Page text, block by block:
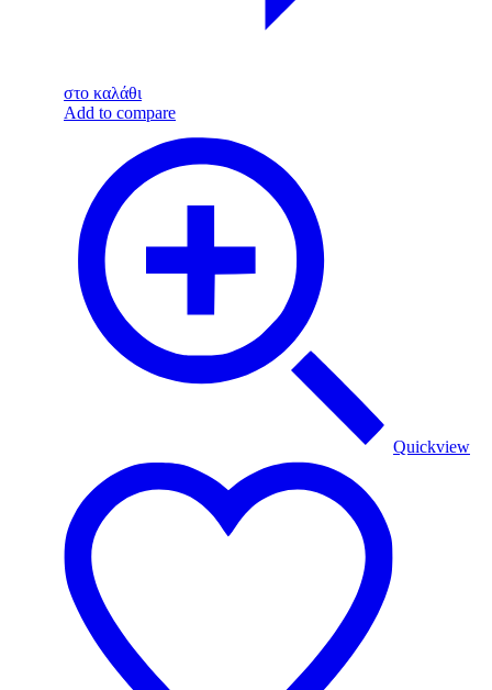
στο καλάθι
Add to compare
Quickview